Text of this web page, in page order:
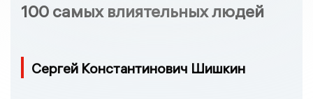
100 самых влиятельных людей
Сергей Константинович Шишкин